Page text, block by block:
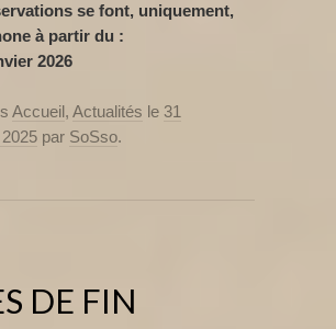
se font, uniquement,
à partir du :
2026
Accueil, Actualités le 31
par SoSso.
DE FIN